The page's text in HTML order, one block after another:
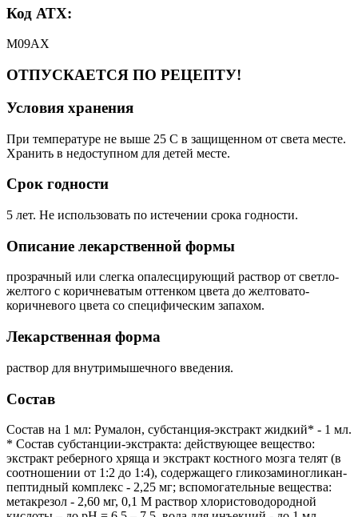
Код АТХ:
М09АХ
ОТПУСКАЕТСЯ ПО РЕЦЕПТУ!
Условия хранения
При температуре не выше 25 С в защищенном от света месте.
Хранить в недоступном для детей месте.
Срок годности
5 лет. Не использовать по истечении срока годности.
Описание лекарственной формы
прозрачный или слегка опалесцирующий раствор от светло-
желтого с коричневатым оттенком цвета до желтовато-
коричневого цвета со специфическим запахом.
Лекарственная форма
раствор для внутримышечного введения.
Состав
Состав на 1 мл: Румалон, субстанция-экстракт жидкий* - 1 мл.
* Состав субстанции-экстракта: действующее вещество:
экстракт реберного хряща и экстракт костного мозга телят (в
соотношении от 1:2 до 1:4), содержащего гликозаминогликан-
пептидный комплекс - 2,25 мг; вспомогательные вещества:
метакрезол - 2,60 мг, 0,1 M раствор хлористоводородной